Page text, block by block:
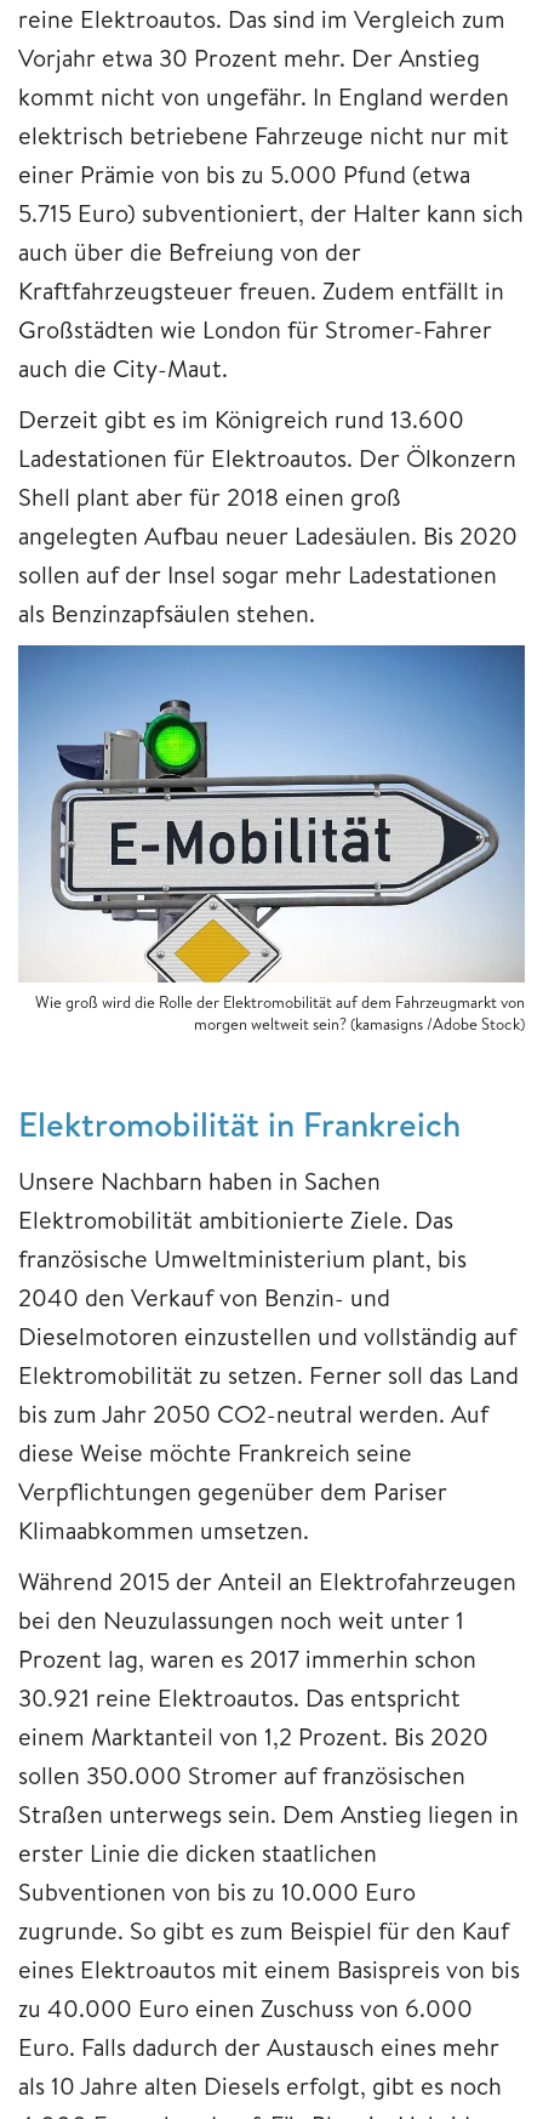
reine Elektroautos. Das sind im Vergleich zum
Vorjahr etwa 30 Prozent mehr. Der Anstieg
kommt nicht von ungefähr. In England werden
elektrisch betriebene Fahrzeuge nicht nur mit
einer Prämie von bis zu 5.000 Pfund (etwa
5.715 Euro) subventioniert, der Halter kann sich
auch über die Befreiung von der
Kraftfahrzeugsteuer freuen. Zudem entfällt in
Großstädten wie London für Stromer-Fahrer
auch die City-Maut.
Derzeit gibt es im Königreich rund 13.600
Ladestationen für Elektroautos. Der Ölkonzern
Shell plant aber für 2018 einen groß
angelegten Aufbau neuer Ladesäulen. Bis 2020
sollen auf der Insel sogar mehr Ladestationen
als Benzinzapfsäulen stehen.
Wie groß wird die Rolle der Elektromobilität auf dem Fahrzeugmarkt von
morgen weltweit sein? (kamasigns /Adobe Stock)
Elektromobilität in Frankreich
Unsere Nachbarn haben in Sachen
Elektromobilität ambitionierte Ziele. Das
französische Umweltministerium plant, bis
2040 den Verkauf von Benzin- und
Dieselmotoren einzustellen und vollständig auf
Elektromobilität zu setzen. Ferner soll das Land
bis zum Jahr 2050 CO2-neutral werden. Auf
diese Weise möchte Frankreich seine
Verpflichtungen gegenüber dem Pariser
Klimaabkommen umsetzen.
Während 2015 der Anteil an Elektrofahrzeugen
bei den Neuzulassungen noch weit unter 1
Prozent lag, waren es 2017 immerhin schon
30.921 reine Elektroautos. Das entspricht
einem Marktanteil von 1,2 Prozent. Bis 2020
sollen 350.000 Stromer auf französischen
Straßen unterwegs sein. Dem Anstieg liegen in
erster Linie die dicken staatlichen
Subventionen von bis zu 10.000 Euro
zugrunde. So gibt es zum Beispiel für den Kauf
eines Elektroautos mit einem Basispreis von bis
zu 40.000 Euro einen Zuschuss von 6.000
Euro. Falls dadurch der Austausch eines mehr
als 10 Jahre alten Diesels erfolgt, gibt es noch